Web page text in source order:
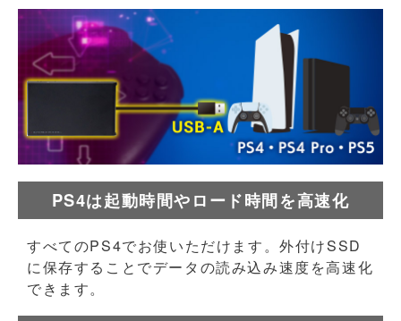
PS4は起動時間やロード時間を高速化
すべてのPS4でお使いただけます。外付けSSD
に保存することでデータの読み込み速度を高速化
できます。